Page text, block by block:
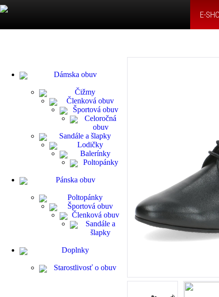
E-
Dámska obuv
Čižmy
Členková obuv
Športová obuv
Celoročná
obuv
Sandále a šlapky
Lodičky
Balerínky
Poltopánky
Pánska obuv
Poltopánky
Športová obuv
Členková obuv
Sandále a
šlapky
Doplnky
Starostlivosť o obuv